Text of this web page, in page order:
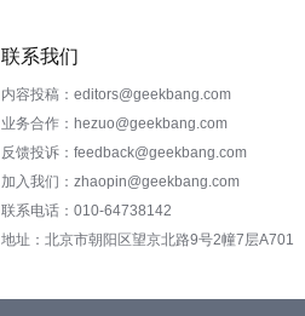
联系我们
内容投稿：editors@geekbang.com
业务合作：hezuo@geekbang.com
反馈投诉：feedback@geekbang.com
加入我们：zhaopin@geekbang.com
联系电话：010-64738142
地址：北京市朝阳区望京北路9号2幢7层A701